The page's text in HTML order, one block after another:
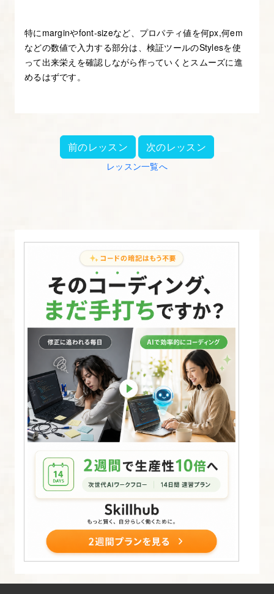
特にmarginやfont-sizeなど、プロパティ値を何px,何em
などの数値で入力する部分は、検証ツールのStylesを使
って出来栄えを確認しながら作っていくとスムーズに進
めるはずです。
前のレッスン 次のレッスン
レッスン一覧へ